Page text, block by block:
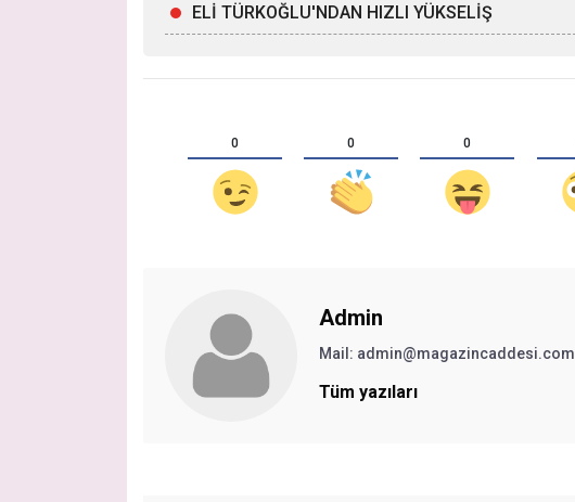
ELİ TÜRKOĞLU'NDAN HIZLI YÜKSELİŞ
0 0 0
Admin
Mail: admin@magazincaddesi.com
Tüm yazıları